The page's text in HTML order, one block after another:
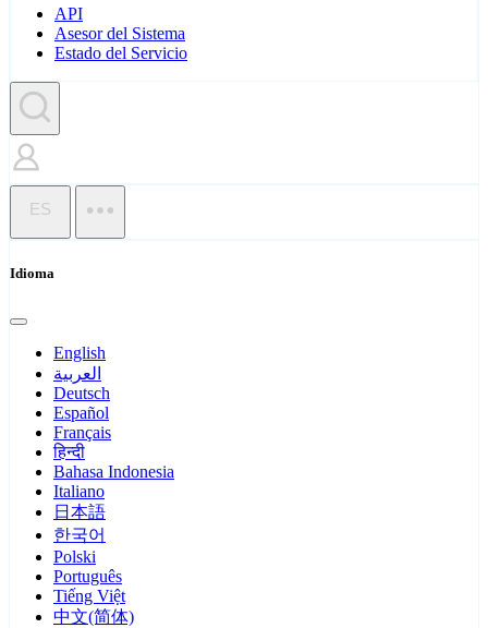
API
Asesor del Sistema
Estado del Servicio
ES
Idioma
English
العربية
Deutsch
Español
Français
हिन्दी
Bahasa Indonesia
Italiano
日本語
한국어
Polski
Português
Tiếng Việt
中文(简体)